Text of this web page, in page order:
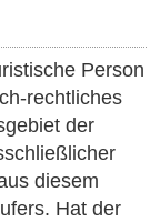
Person
rechtliches
der
diesem
Hat der